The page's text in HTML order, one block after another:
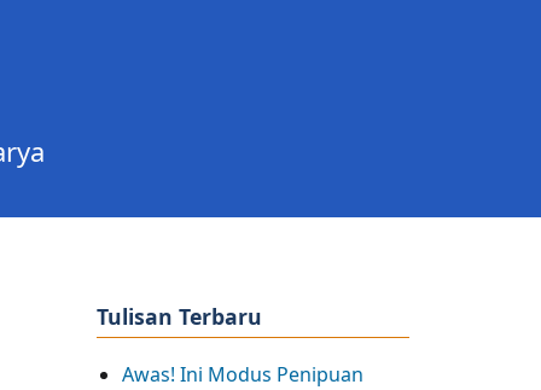
Tulisan Terbaru
Awas! Ini Modus Penipuan